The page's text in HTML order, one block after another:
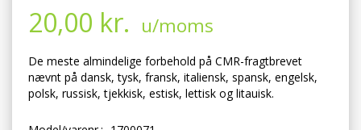
20,00 kr. u/moms
De meste almindelige forbehold på CMR-fragtbrevet
nævnt på dansk, tysk, fransk, italiensk, spansk, engelsk,
polsk, russisk, tjekkisk, estisk, lettisk og litauisk.